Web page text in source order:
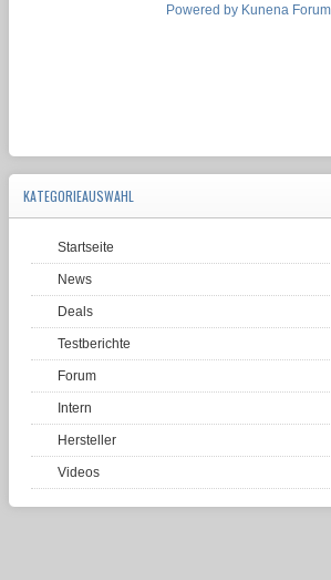
Powered by Kunena Forum
KATEGORIEAUSWAHL
Startseite
News
Deals
Testberichte
Forum
Intern
Hersteller
Videos